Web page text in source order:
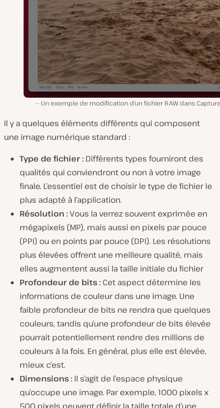
Un exemple de modification d’un fichier RAW dans
Il y a quelques éléments différents qui composent
une image numérique standard :
Type de fichier : Différents types fourniront des
qualités qui conviendront ou non à votre image
finale. L’essentiel est de choisir le type de fichier le
plus adapté à l’application.
Résolution :Vous la verrez souvent exprimée en
mégapixels (MP), mais aussi en pixels par pouce
(PPI) ou en points par pouce (DPI). Les résolutions
plus élevées offrent une meilleure qualité, mais
elles augmentent aussi la taille initiale du fichier
Profondeur de bits : Cet aspect détermine les
informations de couleur dans une image. Une
faible profondeur de bits ne rendra que quelques
couleurs, tandis qu’une profondeur de bits élevée
pourrait potentiellement rendre des millions de
couleurs à la fois. En général, plus elle est élevée,
mieux c’est.
Dimensions : Il s’agit de l’espace physique
qu’occupe une image. Par exemple, 1000 pixels x